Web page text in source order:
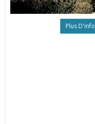
Plus D'info